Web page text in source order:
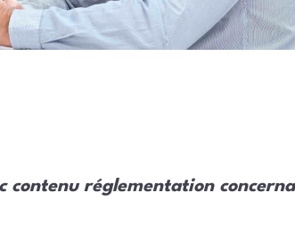
contenu réglementation